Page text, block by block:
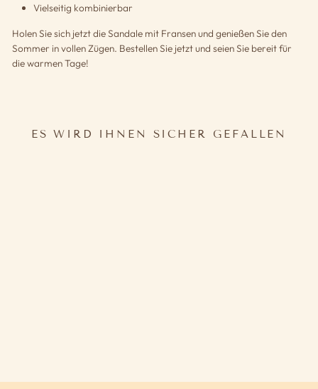
Vielseitig kombinierbar
Holen Sie sich jetzt die Sandale mit Fransen und genießen Sie den
Sommer in vollen Zügen. Bestellen Sie jetzt und seien Sie bereit für
die warmen Tage!
ES WIRD IHNEN SICHER GEFALLEN